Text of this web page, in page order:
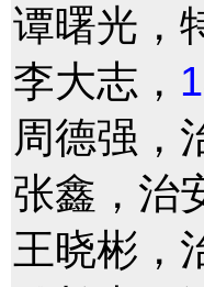
谭曙光，
李大志，
周德强，
张鑫，治
王晓彬，